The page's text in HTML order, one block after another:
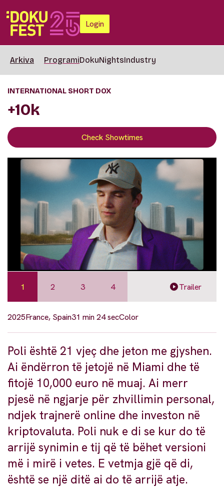
Login
Arkiva ProgramiDokuNightsIndustry
INTERNATIONAL SHORT DOX
+10k
Check Showtimes
1 2 3 4 Trailer
2025France, Spain31 min 24 secColor
Poli është 21 vjeç dhe jeton me gjyshen.
Ai ëndërron të jetojë në Miami dhe të
fitojë 10,000 euro në muaj. Ai merr
pjesë në ngjarje për zhvillimin personal,
ndjek trajnerë online dhe investon në
kriptovaluta. Poli nuk e di se kur do të
arrijë synimin e tij që të bëhet versioni
më i mirë i vetes. E vetmja gjë që di,
është se një ditë ai do të arrijë atje.